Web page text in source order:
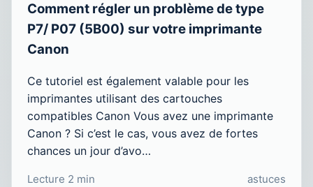
Comment régler un problème de type
P7/ P07 (5B00) sur votre imprimante
Canon
Ce tutoriel est également valable pour les
imprimantes utilisant des cartouches
compatibles Canon Vous avez une imprimante
Canon ? Si c’est le cas, vous avez de fortes
chances un jour d’avo…
Lecture 2 min astuces